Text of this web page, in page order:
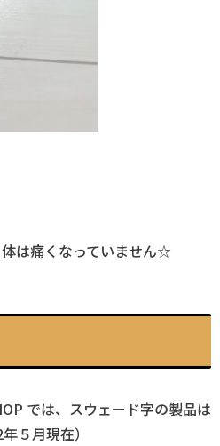
は痛くなっていません☆
では、スウェード字の製品は
５月現在）